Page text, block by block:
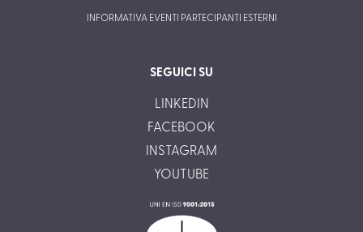
INFORMATIVA EVENTI PARTECIPANTI ESTERNI
SEGUICI SU
LINKEDIN
FACEBOOK
INSTAGRAM
YOUTUBE